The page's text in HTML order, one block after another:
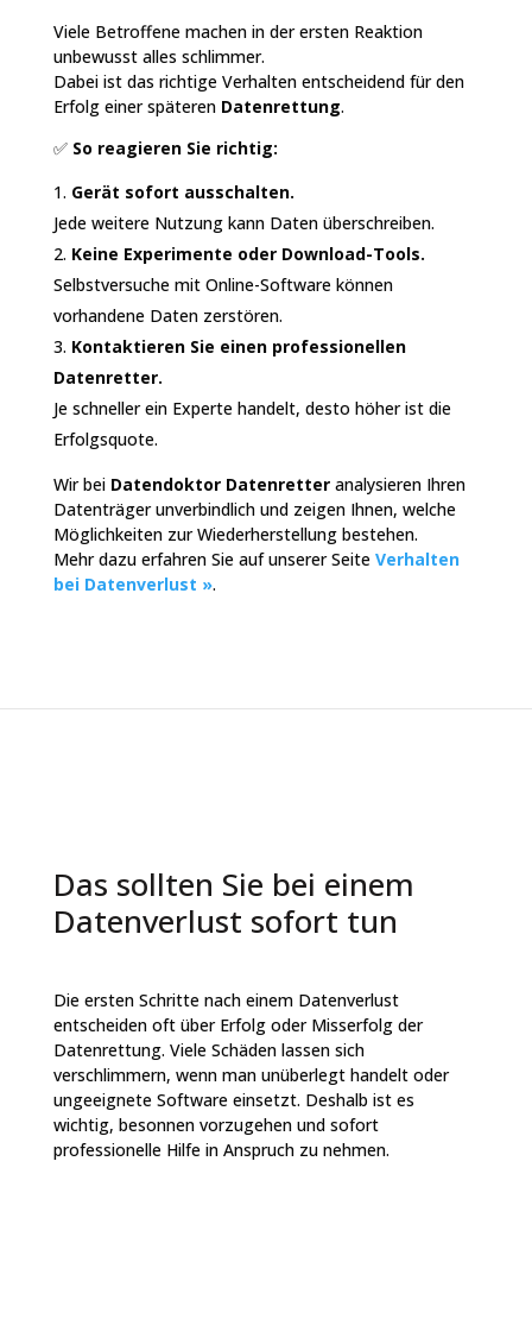
Viele Betroffene machen in der ersten Reaktion
unbewusst alles schlimmer.
Dabei ist das richtige Verhalten entscheidend für den
Erfolg einer späteren Datenrettung.
✅ So reagieren Sie richtig:
Gerät sofort ausschalten.
Jede weitere Nutzung kann Daten überschreiben.
Keine Experimente oder Download-Tools.
Selbstversuche mit Online-Software können
vorhandene Daten zerstören.
Kontaktieren Sie einen professionellen
Datenretter.
Je schneller ein Experte handelt, desto höher ist die
Erfolgsquote.
Wir bei Datendoktor Datenretteranalysieren Ihren
Datenträger unverbindlich und zeigen Ihnen, welche
Möglichkeiten zur Wiederherstellung bestehen.
Mehr dazu erfahren Sie auf unserer Seite Verhalten
bei Datenverlust ».
Das sollten Sie bei einem
Datenverlust sofort tun
Die ersten Schritte nach einem Datenverlust
entscheiden oft über Erfolg oder Misserfolg der
Datenrettung. Viele Schäden lassen sich
verschlimmern, wenn man unüberlegt handelt oder
ungeeignete Software einsetzt. Deshalb ist es
wichtig, besonnen vorzugehen und sofort
professionelle Hilfe in Anspruch zu nehmen.